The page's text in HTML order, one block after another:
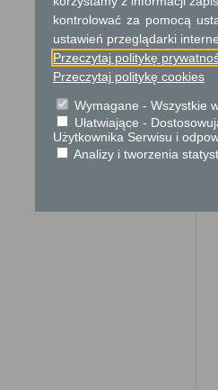
kontrolować za pomocą
ustawień przeglądarki
Przeczytaj politykę
Przeczytaj politykę cookies
Wymagane - Wszystkie
Ułatwiające -
Użytkownika Serwisu i
Analizy i tworzenia